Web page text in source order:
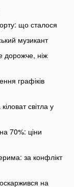
що сталося
музикант
дорожче, ніж
графіків
світла у
70%: ціни
за конфлікт
на